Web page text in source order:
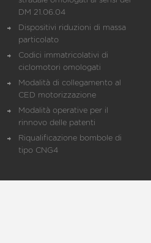
DM 21.06.04
Dispositivi riduzioni di massa
particolato
Codici immatricolativi di
ciclomotori omologati
Modalità di collegamento al
CED motorizzazione
Modalità operative per il
rinnovo delle patenti
Riqualificazione bombole di
tipo CNG4